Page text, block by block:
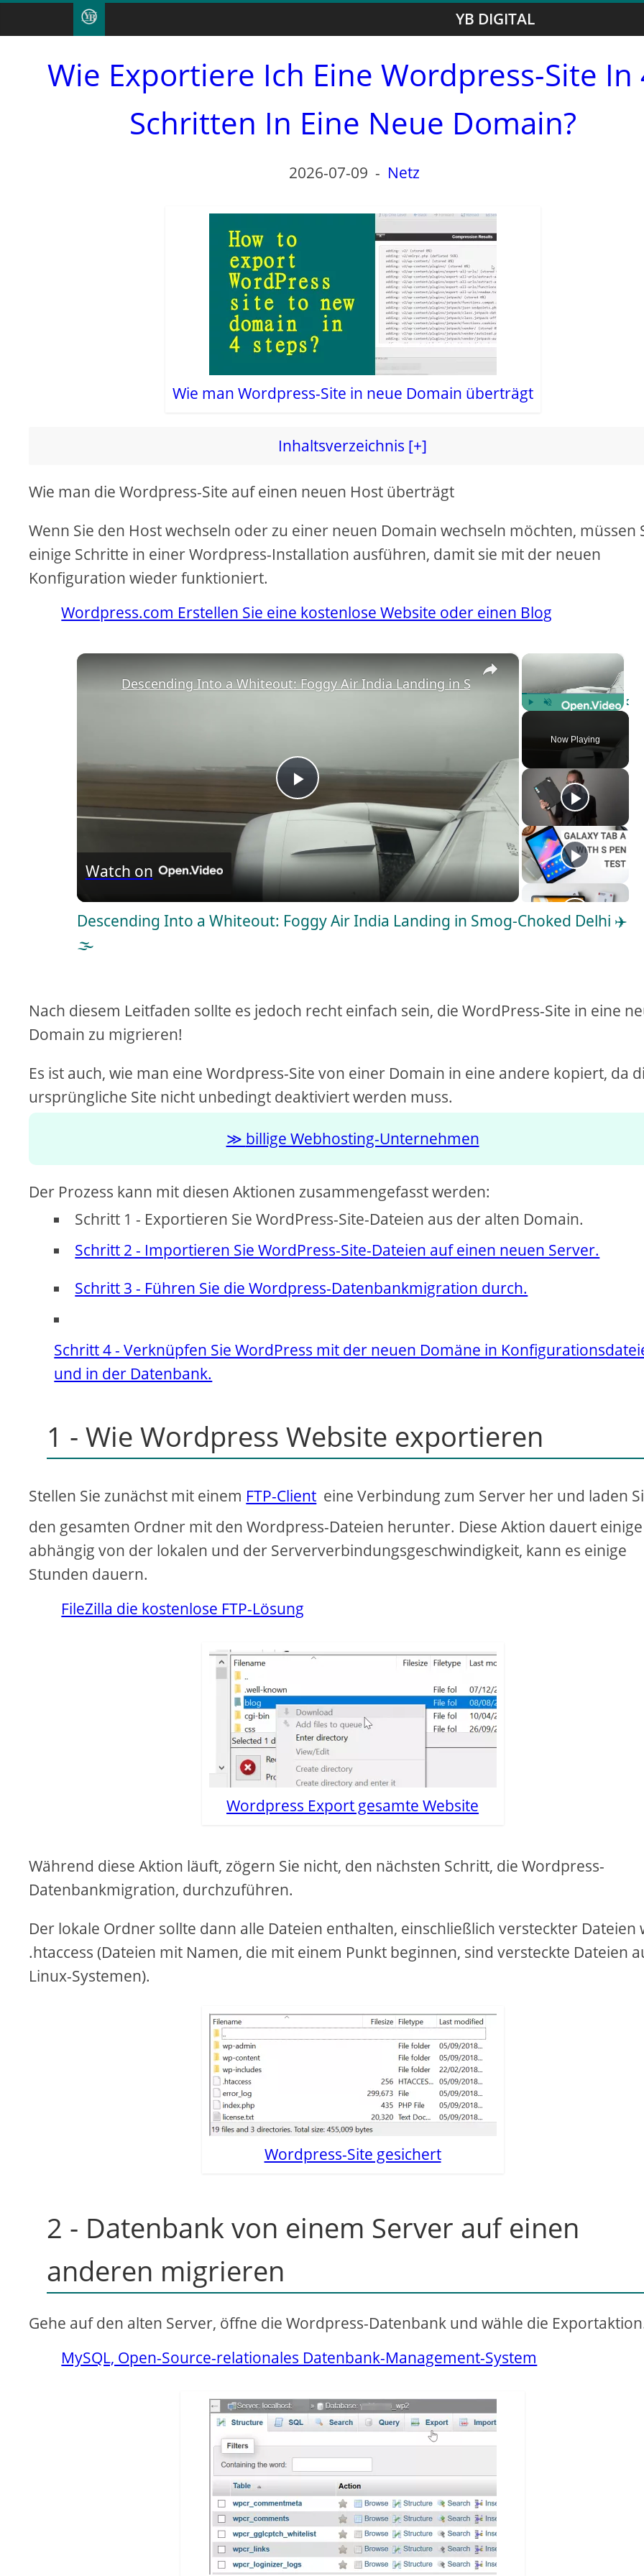
YB DIGITAL
Wie Exportiere Ich Eine Wordpress-Site In
Schritten In Eine Neue Domain?
2026-07-09 - Netz
Wie man Wordpress-Site in neue Domain überträgt
Inhaltsverzeichnis [+]
Wie man die Wordpress-Site auf einen neuen Host überträgt
Wenn Sie den Host wechseln oder zu einer neuen Domain wechseln möchten, müssen
einige Schritte in einer Wordpress-Installation ausführen, damit sie mit der neuen
Konfiguration wieder funktioniert.
Wordpress.com Erstellen Sie eine kostenlose Website oder einen Blog
×
Now Playing
×
P
a
y
i
e
o
Descending Into a Whiteout: Foggy Air India Landing in Smog-Choked Delhi ✈️🌫️
Watch on
Descending Into a Whiteout: Foggy Air India Landing in Smog-Choked Delhi ✈️
🌫️
Nach diesem Leitfaden sollte es jedoch recht einfach sein, die WordPress-Site in eine
Domain zu migrieren!
Es ist auch, wie man eine Wordpress-Site von einer Domain in eine andere kopiert, da
ursprüngliche Site nicht unbedingt deaktiviert werden muss.
billige Webhosting-Unternehmen
Der Prozess kann mit diesen Aktionen zusammengefasst werden:
Schritt 1 - Exportieren Sie WordPress-Site-Dateien aus der alten Domain.
Schritt 2 - Importieren Sie WordPress-Site-Dateien auf einen neuen Server.
Schritt 3 - Führen Sie die Wordpress-Datenbankmigration durch.
Schritt 4 - Verknüpfen Sie WordPress mit der neuen Domäne in
und in der Datenbank.
1 - Wie Wordpress Website exportieren
Stellen Sie zunächst mit einem FTP-Client eine Verbindung zum Server her und laden
den gesamten Ordner mit den Wordpress-Dateien herunter. Diese Aktion dauert
abhängig von der lokalen und der Serververbindungsgeschwindigkeit, kann es einige
Stunden dauern.
FileZilla die kostenlose FTP-Lösung
Wordpress Export gesamte Website
Während diese Aktion läuft, zögern Sie nicht, den nächsten Schritt, die Wordpress-
Datenbankmigration, durchzuführen.
Der lokale Ordner sollte dann alle Dateien enthalten, einschließlich versteckter Dateien
.htaccess (Dateien mit Namen, die mit einem Punkt beginnen, sind versteckte Dateien
Linux-Systemen).
Wordpress-Site gesichert
2 - Datenbank von einem Server auf einen
anderen migrieren
Gehe auf den alten Server, öffne die Wordpress-Datenbank und wähle die
MySQL, Open-Source-relationales Datenbank-Management-System